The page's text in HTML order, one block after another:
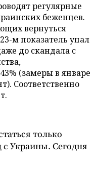
регулярные
беженцев.
вернуться
м показатель упал
до скандала с
(замеры в январе
Соответственно
только
Украины. Сегодня